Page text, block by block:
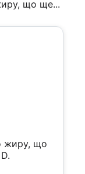
що ще...
жиру, що